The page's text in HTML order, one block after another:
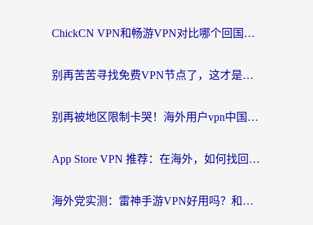
ChickCN VPN和畅游VPN对比哪个回国效果更好？海外党必看的回国加速器选择指南
别再苦苦寻找免费VPN节点了，这才是海外访问国内资源的正确姿势
别再被地区限制卡哭！海外用户vpn中国下载全攻略，无缝刷剧办公社交
App Store VPN 推荐：在海外，如何找回那扇回家的“任意门”？
海外党实测：雷神手游VPN好用吗？和闪电VPN对比哪个回国效果更好？附小众工具深度测评